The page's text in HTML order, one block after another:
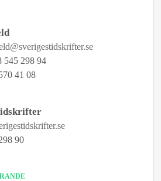
545 298 94
41 08
90